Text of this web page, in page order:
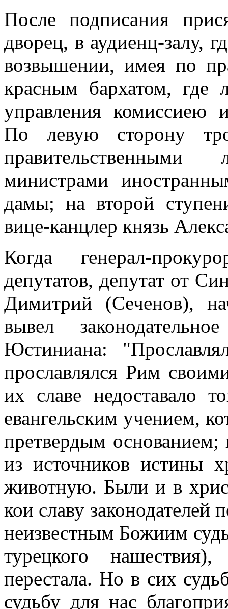
После подписания
дворец, в аудиенц-залу,
возвышении, имея по
красным бархатом, где
управления комиссиею
По левую сторону
министрами
дамы; на второй
вице-канцлер князь
Когда генерал-
депутатов, депутат от
Димитрий (Сеченов),
вывел
Юстиниана:
прославлялся Рим
их славе недоставало
евангельским учением,
претвердым
из источников истины
животную. Были и в
кои славу
неизвестным Божиим
турецкого
перестала. Но в сих
судьбу для нас